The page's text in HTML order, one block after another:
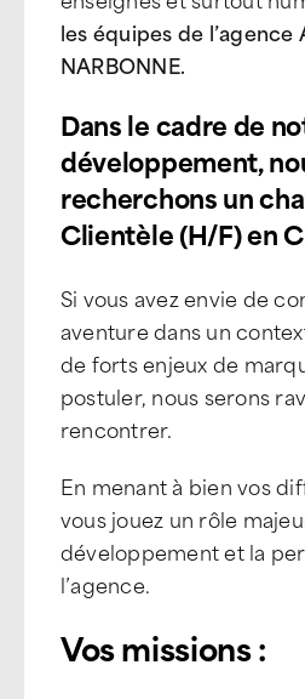
les équipes de l’agence
NARBONNE.
Dans le cadre de
développement,
recherchons un
Clientèle (H/F) en
Si vous avez envie de
aventure dans un
de forts enjeux de
postuler, nous serons
rencontrer.
En menant à bien vos
vous jouez un rôle
développement et la
l’agence.
Vos missions :